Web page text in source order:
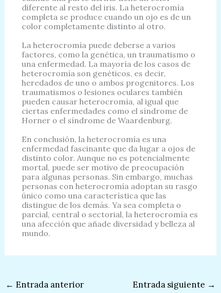
diferente al resto del iris. La heterocromía
completa se produce cuando un ojo es de un
color completamente distinto al otro.
La heterocromía puede deberse a varios
factores, como la genética, un traumatismo o
una enfermedad. La mayoría de los casos de
heterocromía son genéticos, es decir,
heredados de uno o ambos progenitores. Los
traumatismos o lesiones oculares también
pueden causar heterocromía, al igual que
ciertas enfermedades como el síndrome de
Horner o el síndrome de Waardenburg.
En conclusión, la heterocromía es una
enfermedad fascinante que da lugar a ojos de
distinto color. Aunque no es potencialmente
mortal, puede ser motivo de preocupación
para algunas personas. Sin embargo, muchas
personas con heterocromía adoptan su rasgo
único como una característica que las
distingue de los demás. Ya sea completa o
parcial, central o sectorial, la heterocromía es
una afección que añade diversidad y belleza al
mundo.
← Entrada anterior Entrada siguiente →